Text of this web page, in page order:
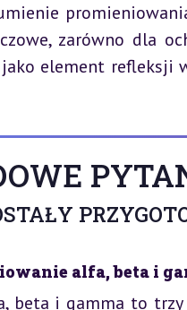
zarówno dla
jako element
alfa, beta i
beta i gamma to